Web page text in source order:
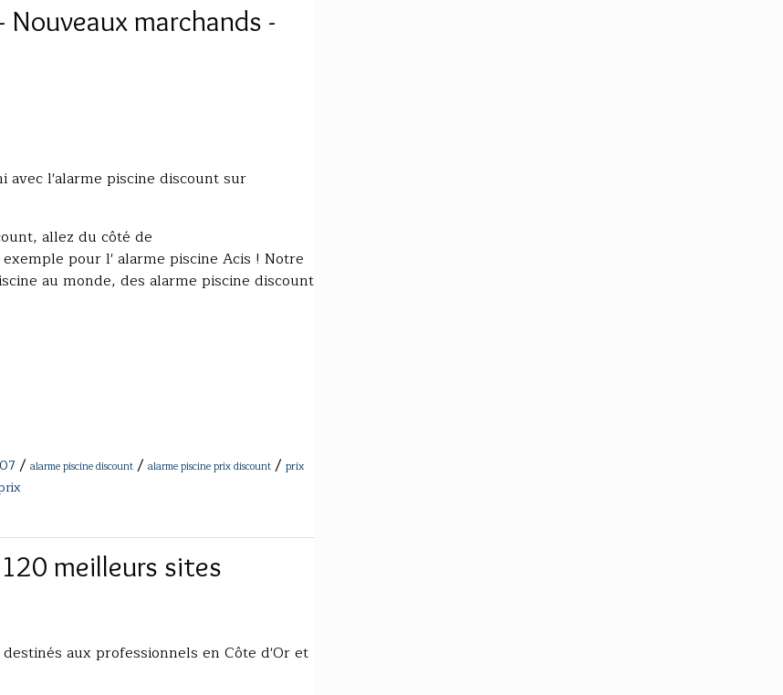
marchands -
avec l'alarme piscine discount sur
allez du côté de
pour l' alarme piscine Acis ! Notre
au monde, des alarme piscine discount
/ alarme piscine discount / alarme piscine prix discount / prix
meilleurs sites
aux professionnels en Côte d'Or et